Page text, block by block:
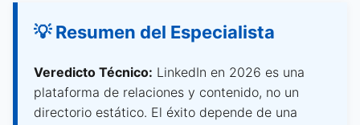
💡 Resumen del Especialista
Veredicto Técnico: LinkedIn en 2026 es una
plataforma de relaciones y contenido, no un
directorio estático. El éxito depende de una